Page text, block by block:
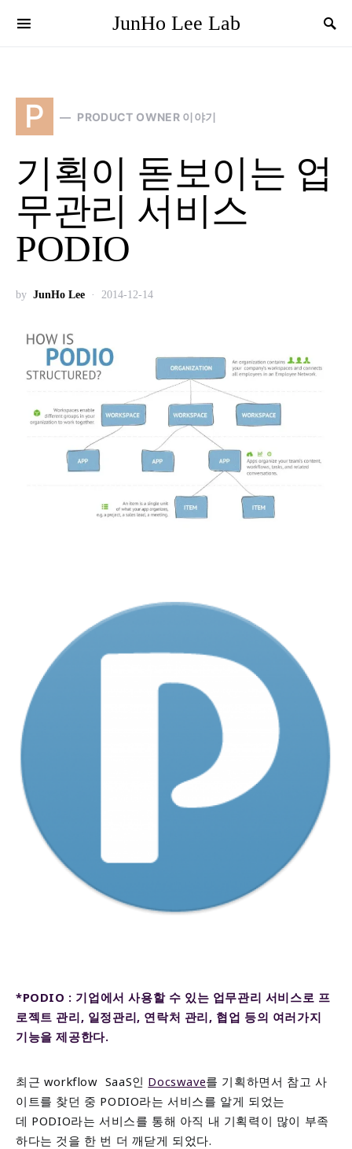
JunHo Lee Lab
P PRODUCT OWNER 이야기
기획이 돋보이는 업
무관리 서비스
PODIO
by JunHo Lee 2014-12-14
*PODIO : 기업에서 사용할 수 있는 업무관리 서비스로 프
로젝트 관리, 일정관리, 연락처 관리, 협업 등의 여러가지
기능을 제공한다.
최근 workflow SaaS인 Docswave를 기획하면서 참고 사
이트를 찾던 중 PODIO라는 서비스를 알게 되었는
데 PODIO라는 서비스를 통해 아직 내 기획력이 많이 부족
하다는 것을 한 번 더 깨닫게 되었다.